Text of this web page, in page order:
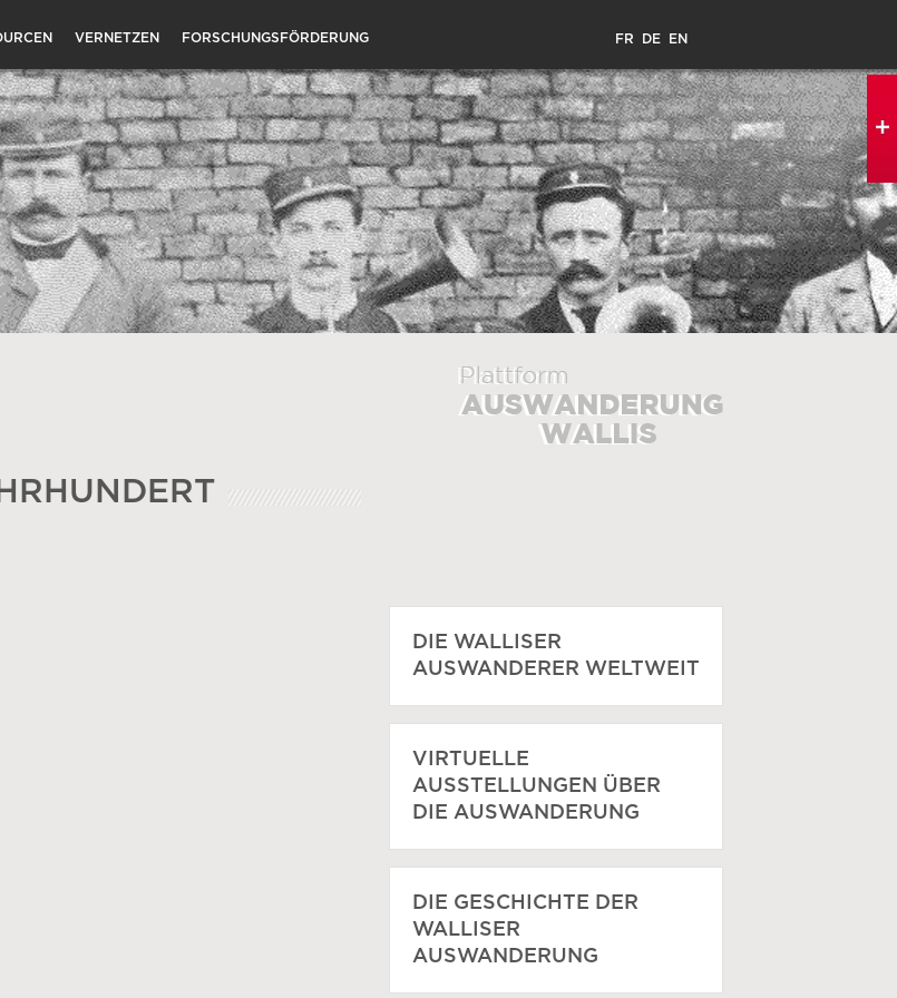
VERNETZEN FORSCHUNGSFÖRDERUNG FR DE EN
DIE WALLISER
AUSWANDERER WELTWEIT
VIRTUELLE
AUSSTELLUNGEN ÜBER
DIE AUSWANDERUNG
DIE GESCHICHTE DER
WALLISER
AUSWANDERUNG